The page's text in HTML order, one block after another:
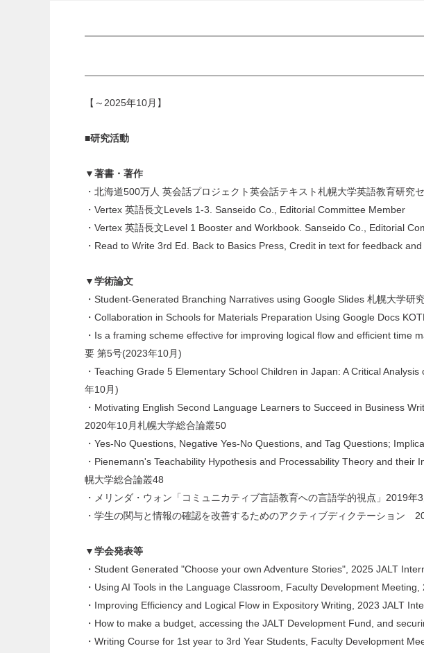
【～2025年10月】
■研究活動
▼著書・著作
・北海道500万人 英会話プロジェクト英会話テキスト札幌大学英語教育研究
・Vertex 英語長文Levels 1-3. Sanseido Co., Editorial Committee Member
・Vertex 英語長文Level 1 Booster and Workbook. Sanseido Co., Editorial
・Read to Write 3rd Ed. Back to Basics Press, Credit in text for feedback
▼学術論文
・Student-Generated Branching Narratives using Google Slides 札幌大学研
・Collaboration in Schools for Materials Preparation Using Google Docs
・Is a framing scheme effective for improving logical flow and efficient
要 第5号(2023年10月)
・Teaching Grade 5 Elementary School Children in Japan: A Critical
年10月)
・Motivating English Second Language Learners to Succeed in Business
2020年10月札幌大学総合論叢50
・Yes-No Questions, Negative Yes-No Questions, and Tag Questions;
・Pienemann's Teachability Hypothesis and Processability Theory and
幌大学総合論叢48
・メリンダ・ウォン「コミュニカティブ言語教育への言語学的視点」2019
・学生の関与と情報の確認を改善するためのアクティブディクテーション
▼学会発表等
・Student Generated "Choose your own Adventure Stories", 2025 JALT
・Using AI Tools in the Language Classroom, Faculty Development Meeting,
・Improving Efficiency and Logical Flow in Expository Writing, 2023 JALT
・How to make a budget, accessing the JALT Development Fund, and
・Writing Course for 1st year to 3rd Year Students, Faculty Development